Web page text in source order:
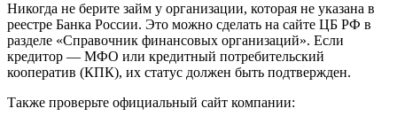
Никогда не берите займ у организации, которая не указана в
реестре Банка России. Это можно сделать на сайте ЦБ РФ в
разделе «Справочник финансовых организаций». Если
кредитор — МФО или кредитный потребительский
кооператив (КПК), их статус должен быть подтвержден.
Также проверьте официальный сайт компании: